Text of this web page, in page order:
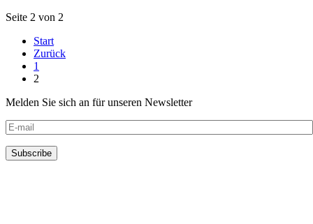
Seite 2 von 2
Start
Zurück
1
2
Melden Sie sich an für unseren Newsletter